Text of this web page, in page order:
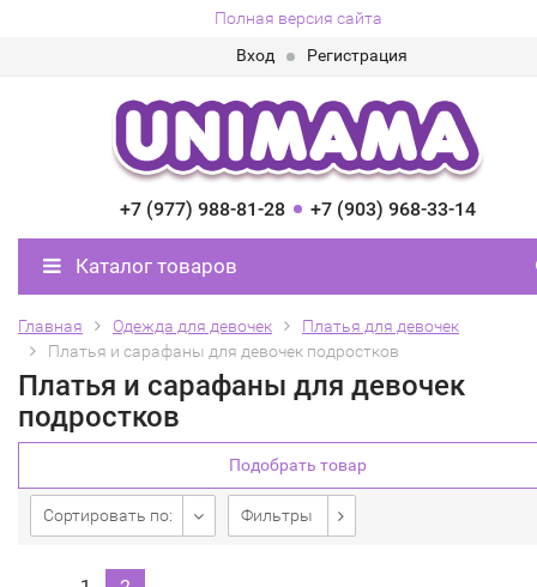
Полная версия сайта
Вход
Регистрация
+7 (977) 988-81-28 +7 (903) 968-33-14
Каталог товаров
Главная Одежда для девочек
Платья для девочек
Платья и сарафаны для девочек подростков
Платья и сарафаны для девочек
подростков
Подобрать товар
Сортировать по: Фильтры